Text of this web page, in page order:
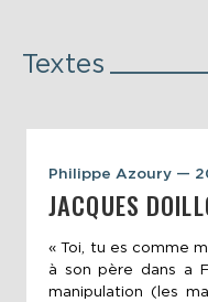
Textes
Philippe Azoury —
JACQUES
« Toi, tu es comme
à son père dans a
manipulation (les